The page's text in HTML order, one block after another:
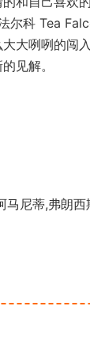
科 Tea
大咧咧的闯
见解。
尼蒂,弗朗西